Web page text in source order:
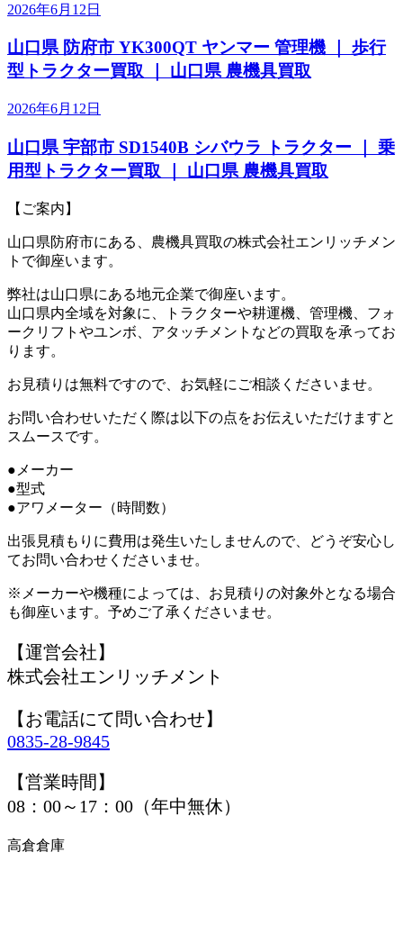
2026年6月12日
山口県 防府市 YK300QT ヤンマー 管理機 ｜ 歩行
型トラクター買取 ｜ 山口県 農機具買取
2026年6月12日
山口県 宇部市 SD1540B シバウラ トラクター ｜ 乗
用型トラクター買取 ｜ 山口県 農機具買取
【ご案内】
山口県防府市にある、農機具買取の株式会社エンリッチメン
トで御座います。
弊社は山口県にある地元企業で御座います。
山口県内全域を対象に、トラクターや耕運機、管理機、フォ
ークリフトやユンボ、アタッチメントなどの買取を承ってお
ります。
お見積りは無料ですので、お気軽にご相談くださいませ。
お問い合わせいただく際は以下の点をお伝えいただけますと
スムースです。
●メーカー
●型式
●アワメーター（時間数）
出張見積もりに費用は発生いたしませんので、どうぞ安心し
てお問い合わせくださいませ。
※メーカーや機種によっては、お見積りの対象外となる場合
も御座います。予めご了承くださいませ。
【運営会社】
株式会社エンリッチメント
【お電話にて問い合わせ】
0835-28-9845
【営業時間】
08：00～17：00（年中無休）
高倉倉庫